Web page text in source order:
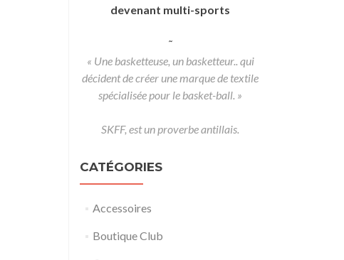
devenant multi-sports
˜
« Une basketteuse, un basketteur.. qui
décident de créer une marque de textile
spécialisée pour le basket-ball. »
SKFF, est un proverbe antillais.
CATÉGORIES
Accessoires
Boutique Club